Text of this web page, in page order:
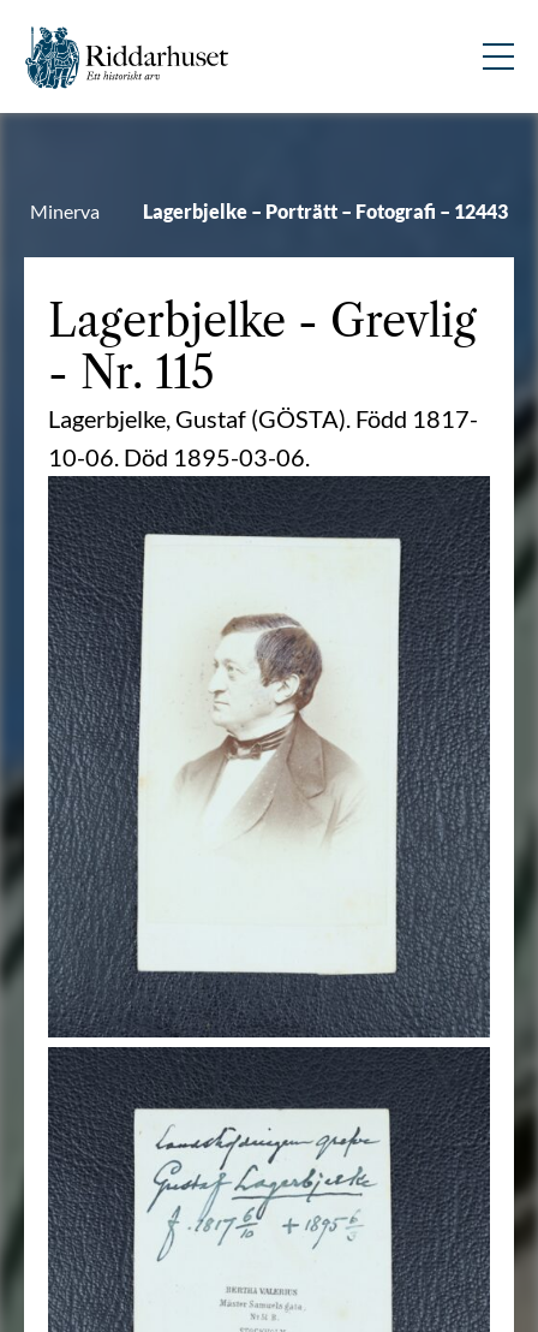
Minerva Lagerbjelke – Porträtt – Fotografi – 12443
Lagerbjelke - Grevlig
- Nr. 115
Lagerbjelke, Gustaf (GÖSTA). Född 1817-
10-06. Död 1895-03-06.